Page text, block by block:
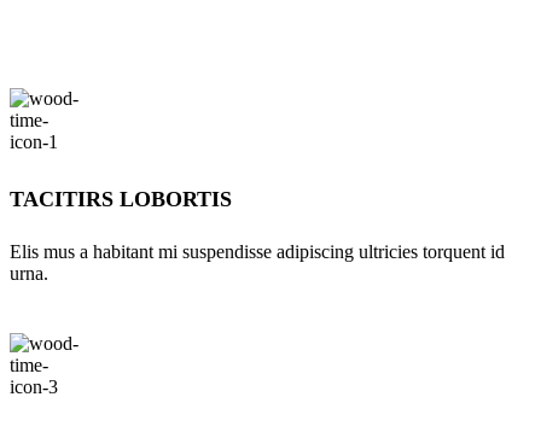
TACITIRS LOBORTIS
Elis mus a habitant mi suspendisse adipiscing ultricies torquent id
urna.